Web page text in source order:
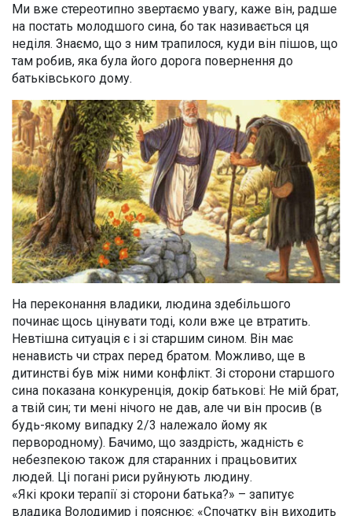
Ми вже стереотипно звертаємо увагу, каже він, радше
на постать молодшого сина, бо так називається ця
неділя. Знаємо, що з ним трапилося, куди він пішов, що
там робив, яка була його дорога повернення до
батьківського дому.
На переконання владики, людина здебільшого
починає щось цінувати тоді, коли вже це втратить.
Невтішна ситуація є і зі старшим сином. Він має
ненависть чи страх перед братом. Можливо, ще в
дитинстві був між ними конфлікт. Зі сторони старшого
сина показана конкуренція, докір батькові: Не мій брат,
а твій син; ти мені нічого не дав, але чи він просив (в
будь-якому випадку 2/3 належало йому як
первородному). Бачимо, що заздрість, жадність є
небезпекою також для старанних і працьовитих
людей. Ці погані риси руйнують людину.
«Які кроки терапії зі сторони батька?» – запитує
владика Володимир і пояснює: «Спочатку він виходить